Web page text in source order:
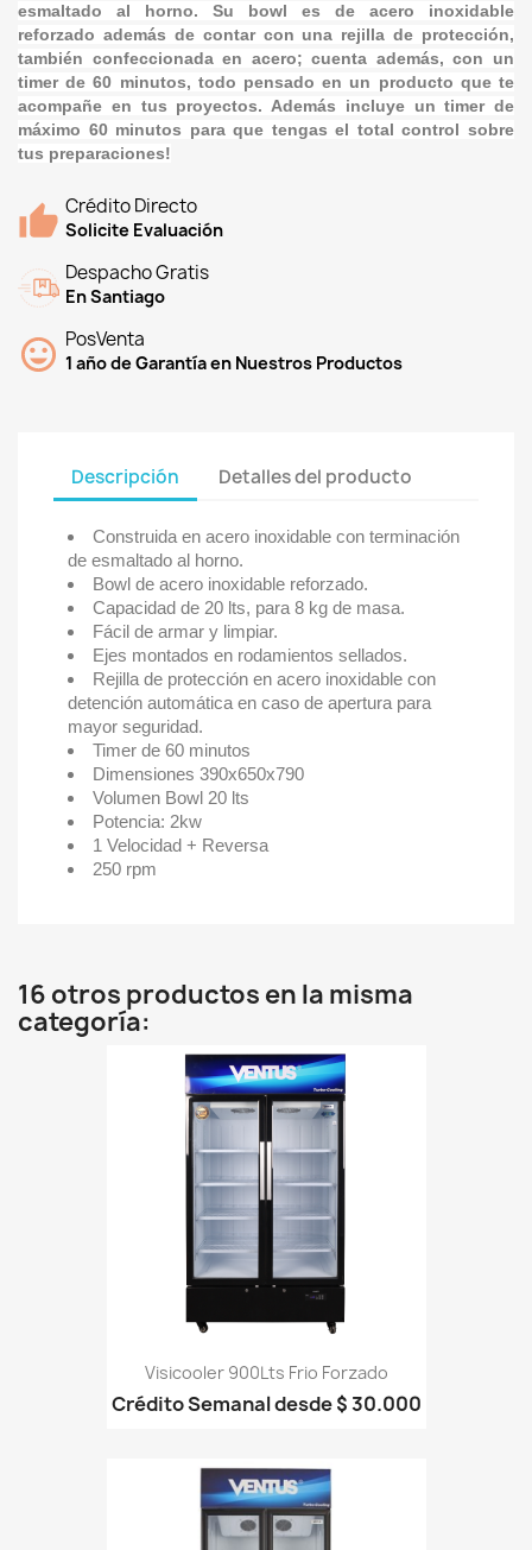
esmaltado al horno. Su bowl es de acero inoxidable
reforzado además de contar con una rejilla de protección,
también confeccionada en acero; cuenta además, con un
timer de 60 minutos, todo pensado en un producto que te
acompañe en tus proyectos. Además incluye un timer de
máximo 60 minutos para que tengas el total control sobre
tus preparaciones!
Crédito Directo
Solicite Evaluación
Despacho Gratis
En Santiago
PosVenta
1 año de Garantía en Nuestros Productos
Descripción Detalles del producto
Construida en acero inoxidable con terminación
de esmaltado al horno.
Bowl de acero inoxidable reforzado.
Capacidad de 20 lts, para 8 kg de masa.
Fácil de armar y limpiar.
Ejes montados en rodamientos sellados.
Rejilla de protección en acero inoxidable con
detención automática en caso de apertura para
mayor seguridad.
Timer de 60 minutos
Dimensiones 390x650x790
Volumen Bowl 20 lts
Potencia: 2kw
1 Velocidad + Reversa
250 rpm
16 otros productos en la misma
categoría:
Visicooler 900Lts Frio Forzado
Crédito Semanal desde $ 30.000